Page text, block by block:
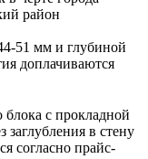
район
51 мм и глубиной
доплачиваются
блока с прокладной
заглубления в стену
согласно прайс-